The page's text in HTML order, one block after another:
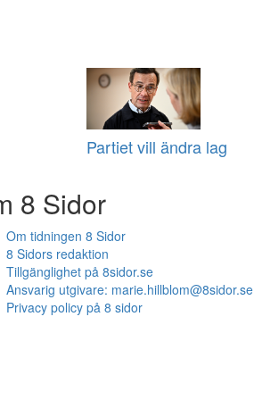
Partiet vill ändra lag
8 Sidor
Om tidningen 8 Sidor
8 Sidors redaktion
Tillgänglighet på 8sidor.se
Ansvarig utgivare: marie.hillblom@8sidor.se
Privacy policy på 8 sidor